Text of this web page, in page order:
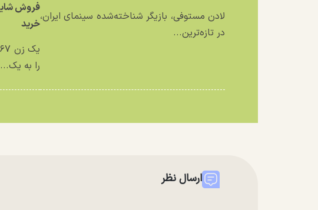
لادن مستوفی، بازیگر شناخته‌شده سینمای ایران،
در تازه‌ترین...
فروش
خرید
را به یک...
ارسال نظر